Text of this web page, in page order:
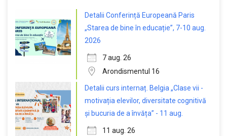
Detalii Conferință Europeană Paris
„Starea de bine în educație”, 7-10 aug.
2026
7 aug. 26
Arondismentul 16
Detalii curs internaț. Belgia „Clase vii -
motivația elevilor, diversitate cognitivă
și bucuria de a învăța” - 11 aug.
11 aug. 26